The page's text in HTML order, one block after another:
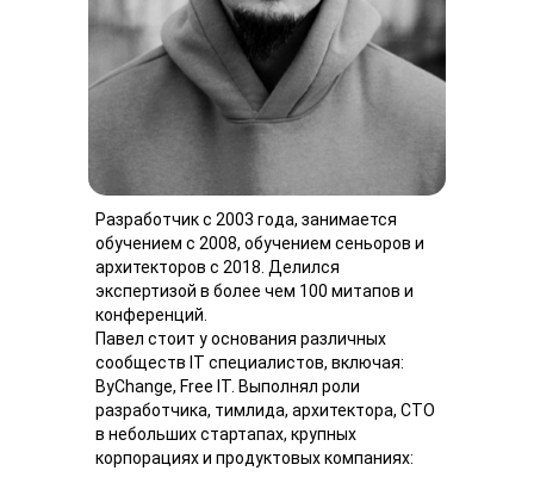
Разработчик с 2003 года, занимается
обучением с 2008, обучением сеньоров и
архитекторов с 2018. Делился
экспертизой в более чем 100 митапов и
конференций.
Павел стоит у основания различных
сообществ IT специалистов, включая:
ByChange, Free IT. Выполнял роли
разработчика, тимлида, архитектора, СТО
в небольших стартапах, крупных
корпорациях и продуктовых компаниях: